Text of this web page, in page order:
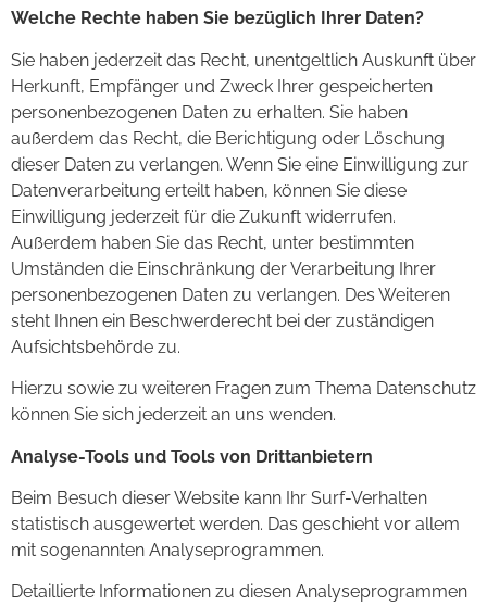
Welche Rechte haben Sie bezüglich Ihrer Daten?
Sie haben jederzeit das Recht, unentgeltlich Auskunft über
Herkunft, Empfänger und Zweck Ihrer gespeicherten
personenbezogenen Daten zu erhalten. Sie haben
außerdem das Recht, die Berichtigung oder Löschung
dieser Daten zu verlangen. Wenn Sie eine Einwilligung zur
Datenverarbeitung erteilt haben, können Sie diese
Einwilligung jederzeit für die Zukunft widerrufen.
Außerdem haben Sie das Recht, unter bestimmten
Umständen die Einschränkung der Verarbeitung Ihrer
personenbezogenen Daten zu verlangen. Des Weiteren
steht Ihnen ein Beschwerderecht bei der zuständigen
Aufsichtsbehörde zu.
Hierzu sowie zu weiteren Fragen zum Thema Datenschutz
können Sie sich jederzeit an uns wenden.
Analyse-Tools und Tools von Drittanbietern
Beim Besuch dieser Website kann Ihr Surf-Verhalten
statistisch ausgewertet werden. Das geschieht vor allem
mit sogenannten Analyseprogrammen.
Detaillierte Informationen zu diesen Analyseprogrammen